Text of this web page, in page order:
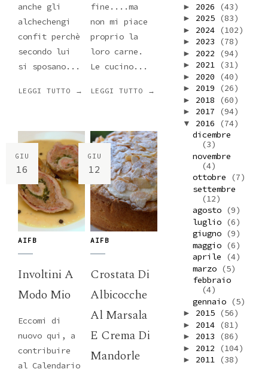
anche gli
alchechengi
confit perchè
secondo lui
si sposano...
LEGGI TUTTO →
fine....ma
non mi piace
proprio la
loro carne.
Le cucino...
LEGGI TUTTO →
GIU
16
AIFB
Involtini A
Modo Mio
Eccomi di
nuovo qui, a
contribuire
al Calendario
GIU
12
AIFB
Crostata Di
Albicocche
Al Marsala
E Crema Di
Mandorle
► 2026 (43)
► 2025 (83)
► 2024 (102)
► 2023 (78)
► 2022 (94)
► 2021 (31)
► 2020 (40)
► 2019 (26)
► 2018 (60)
► 2017 (94)
▼ 2016 (74)
dicembre
(3)
novembre
(4)
ottobre (7)
settembre
(12)
agosto (9)
luglio (6)
giugno (9)
maggio (6)
aprile (4)
marzo (5)
febbraio
(4)
gennaio (5)
► 2015 (56)
► 2014 (81)
► 2013 (86)
► 2012 (104)
► 2011 (38)